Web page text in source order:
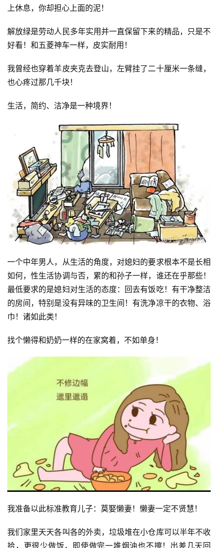
投
稿
日
诗
上休息，你却担心上面的泥！
解放绿是劳动人民多年实用并一直保留下来的精品，只是不
好看！和五菱神车一样，皮实耐用！
我曾经也穿着羊皮夹克去登山，左臂挂了二十厘米一条缝，
也心疼过那几千块！
生活，简约、洁净是一种境界！
一个中年男人，从生活的角度，对媳妇的要求根本不是长相
如何，性生活协调与否，累的和孙子一样，谁还在乎那些！
最低要求的是媳妇对生活的态度：回去有饭吃！有干净整洁
的房间，特别是没有异味的卫生间！有洗净凉干的衣物、浴
巾！诸如此类！
找个懒得和奶奶一样的在家窝着，不如单身！
我准备以此标准教育儿子：莫娶懒妻！懒妻一定不贤慧！
我们家里天天各叫各的外卖，垃圾堆在小仓库可以半年不收
拾，更很少做饭，即使做完一堆烟油也不擦！出差几天回